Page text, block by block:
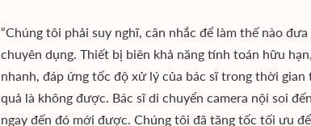
“Chúng tôi phải suy nghĩ, cân nhắc để làm thế nào
chuyên dụng. Thiết bị biên khả năng tính toán hữu
nhanh, đáp ứng tốc độ xử lý của bác sĩ trong thời
quả là không được. Bác sĩ di chuyển camera nội soi
ngay đến đó mới được. Chúng tôi đã tăng tốc tối ưu